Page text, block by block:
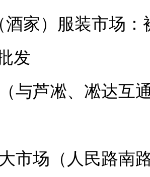
酒家）服装市场
发
与芦凇、凇达互
市场（人民路南